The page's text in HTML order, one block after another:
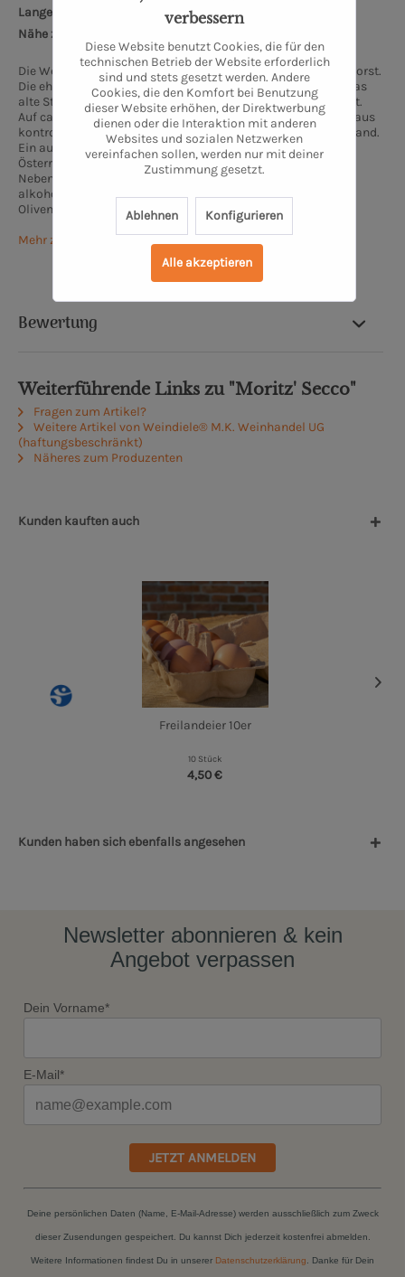
Lange Wischen 10, 26655 Westerstede
Nähe zum Oldenburger Schloss: 32 km
Die Weindiele® liegt am ruhigen Rand von Westerstede in Ihorst.
Die ehemalige Hofstelle wurde liebevoll Restauriert und in das
alte Stallgebäude wurde unserer kleiner Weinladen integriert.
Auf ca. 30 Quadratmetern finden sich ausschließlich Weine aus
kontrolliert biologischem Anbau, überwiegend aus Deutschland.
Ein ausgesuchter Teil aus Spanien, Frankreich, Italien und
Österreich rundet das Sortiment ab.
Neben den Weinen haben wir eine interessante Auswahl an
alkoholfreien Alternativen, Winzerbrände und ein feines
Olivenöl.
Mehr zur Weindiele
Bewertung
Weiterführende Links zu "Moritz' Secco"
Fragen zum Artikel?
Weitere Artikel von Weindiele® M.K. Weinhandel UG
(haftungsbeschränkt)
Näheres zum Produzenten
Kunden kauften auch
Freilandeier 10er
10 Stück
4,50 €
Kunden haben sich ebenfalls angesehen
Newsletter abonnieren & kein
Angebot verpassen
Dein Vorname*
E-Mail*
JETZT ANMELDEN
Deine persönlichen Daten (Name, E-Mail-Adresse) werden ausschließlich zum Zweck
dieser Zusendungen gespeichert. Du kannst Dich jederzeit kostenfrei abmelden.
Weitere Informationen findest Du in unserer Datenschutzerklärung . Danke für Dein
verbessern
Diese Website benutzt Cookies, die für den
technischen Betrieb der Website erforderlich
sind und stets gesetzt werden. Andere
Cookies, die den Komfort bei Benutzung
dieser Website erhöhen, der Direktwerbung
dienen oder die Interaktion mit anderen
Websites und sozialen Netzwerken
vereinfachen sollen, werden nur mit deiner
Zustimmung gesetzt.
Ablehnen Konfigurieren
Alle akzeptieren